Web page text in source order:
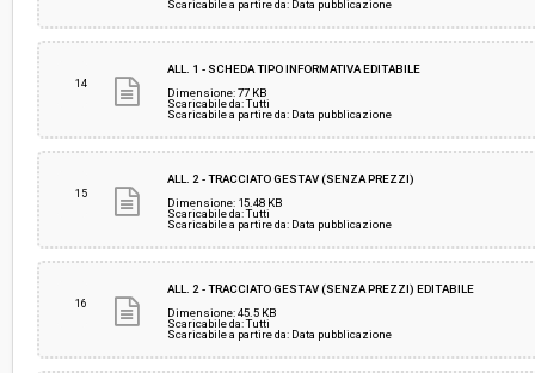
Scaricabile a partire da: Data pubblicazione
14
ALL. 1 - SCHEDA TIPO INFORMATIVA EDITABILE
Dimensione: 77 KB
Scaricabile da: Tutti
Scaricabile a partire da: Data pubblicazione
15
ALL. 2 - TRACCIATO GESTAV (SENZA PREZZI)
Dimensione: 15.48 KB
Scaricabile da: Tutti
Scaricabile a partire da: Data pubblicazione
16
ALL. 2 - TRACCIATO GESTAV (SENZA PREZZI) EDITABILE
Dimensione: 45.5 KB
Scaricabile da: Tutti
Scaricabile a partire da: Data pubblicazione